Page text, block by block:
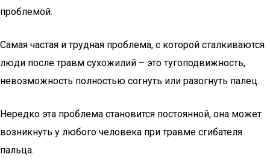
проблемой.
Самая частая и трудная проблема, с которой сталкиваются
люди после травм сухожилий – это тугоподвижность,
невозможность полностью согнуть или разогнуть палец.
Нередко эта проблема становится постоянной, она может
возникнуть у любого человека при травме сгибателя
пальца.